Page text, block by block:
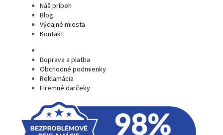
Náš príbeh
Blog
Výdajné miesta
Kontakt
Doprava a platba
Obchodné podmienky
Reklamácia
Firemné darčeky